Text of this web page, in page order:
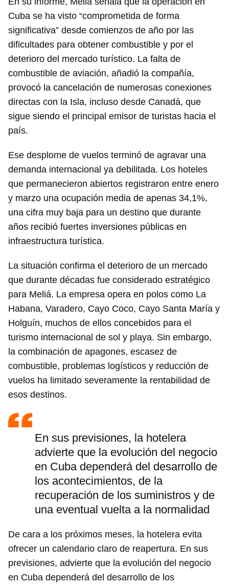
Cuba se ha visto “comprometida de forma
significativa” desde comienzos de año por las
dificultades para obtener combustible y por el
deterioro del mercado turístico. La falta de
combustible de aviación, añadió la compañía,
provocó la cancelación de numerosas conexiones
directas con la Isla, incluso desde Canadá, que
sigue siendo el principal emisor de turistas hacia el
país.
Ese desplome de vuelos terminó de agravar una
demanda internacional ya debilitada. Los hoteles
que permanecieron abiertos registraron entre enero
y marzo una ocupación media de apenas 34,1%,
una cifra muy baja para un destino que durante
años recibió fuertes inversiones públicas en
infraestructura turística.
La situación confirma el deterioro de un mercado
que durante décadas fue considerado estratégico
para Meliá. La empresa opera en polos como La
Habana, Varadero, Cayo Coco, Cayo Santa María y
Holguín, muchos de ellos concebidos para el
turismo internacional de sol y playa. Sin embargo,
la combinación de apagones, escasez de
combustible, problemas logísticos y reducción de
vuelos ha limitado severamente la rentabilidad de
esos destinos.
En sus previsiones, la hotelera
advierte que la evolución del negocio
en Cuba dependerá del desarrollo de
los acontecimientos, de la
recuperación de los suministros y de
una eventual vuelta a la normalidad
De cara a los próximos meses, la hotelera evita
ofrecer un calendario claro de reapertura. En sus
previsiones, advierte que la evolución del negocio
en Cuba dependerá del desarrollo de los